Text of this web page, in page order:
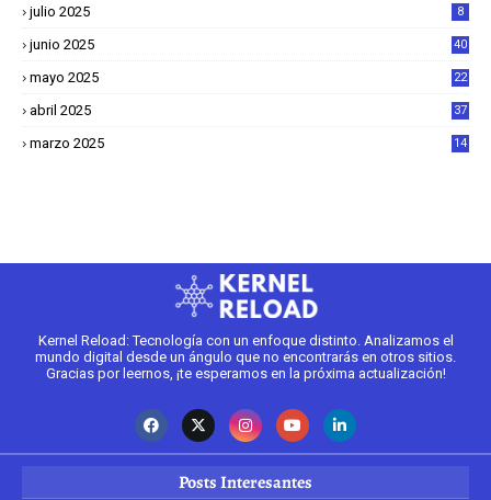
julio 2025 8
junio 2025 40
mayo 2025
22
abril 2025
37
marzo 2025
14
Kernel Reload: Tecnología con un enfoque distinto. Analizamos el
mundo digital desde un ángulo que no encontrarás en otros sitios.
Gracias por leernos, ¡te esperamos en la próxima actualización!
Posts Interesantes